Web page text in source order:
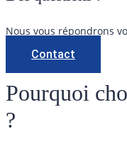
Nous vous répondrons
Contact
Pourquoi
?